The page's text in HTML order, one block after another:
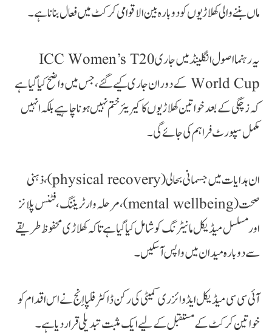
ماں بننے والی کھلاڑیوں کو دوبارہ بین الاقوامی کرکٹ میں فعال بنانا ہے۔
یہ رہنما اصول انگلینڈ میں جاری ICC Women’s T20
World Cup کے دوران جاری کیے گئے، جس میں واضح کیا گیا ہے
کہ زچگی کے بعد خواتین کھلاڑیوں کا کیریئر ختم نہیں ہونا چاہیے بلکہ انہیں
مکمل سپورٹ فراہم کی جائے گی۔
ان ہدایات میں جسمانی بحالی (physical recovery)، ذہنی
صحت (mental wellbeing)، مرحلہ وار ٹریننگ، فٹنس پلانز
اور مسلسل میڈیکل مانیٹرنگ کو شامل کیا گیا ہے تاکہ کھلاڑی محفوظ طریقے
سے دوبارہ میدان میں واپس آ سکیں۔
آئی سی سی میڈیکل ایڈوائزری کمیٹی کی رکن ڈاکٹر فلپا اِنج نے اس اقدام کو
خواتین کرکٹ کے مستقبل کے لیے ایک مثبت تبدیلی قرار دیا ہے۔